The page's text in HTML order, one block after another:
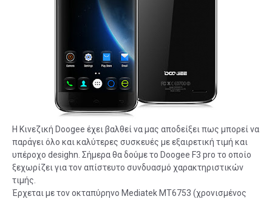
Η Κινεζική Doogee έχει βαλθεί να μας αποδείξει πως μπορεί να
παράγει όλο και καλύτερες συσκευές με εξαιρετική τιμή και
υπέροχο desighn. Σήμερα θα δούμε το Doogee F3 pro το οποίο
ξεχωρίζει για τον απίστευτο συνδυασμό χαρακτηριστικών
τιμής.
Έρχεται με τον οκταπύρηνο Mediatek MT6753 (χρονισμένος